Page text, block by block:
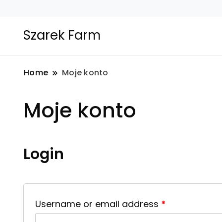
Szarek Farm
Home Moje konto
Moje konto
Login
Username or email address *